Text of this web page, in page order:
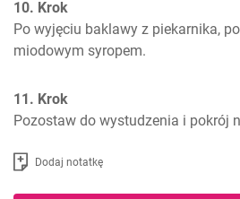
10. Krok
Po wyjęciu baklawy z piekarnika,
miodowym syropem.
11. Krok
Pozostaw do wystudzenia i pokrój
Dodaj notatkę